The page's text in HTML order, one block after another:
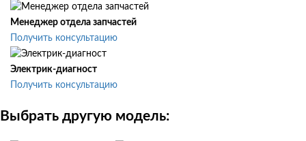
Менеджер отдела запчастей
Получить консультацию
Электрик-диагност
Получить консультацию
Выбрать другую модель: